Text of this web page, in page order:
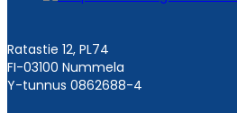
Ratastie 12, PL74
FI-03100 Nummela
Y-tunnus 0862688-4